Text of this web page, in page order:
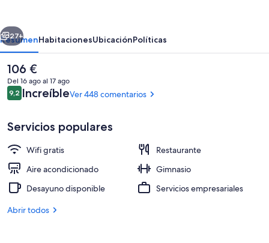
Namba
Recepción
Siguiente
27+
ResumenHabitacionesUbicaciónPolíticas
El
precio
actual
es
106 €
106 €
Del 16 ago al 17 ago
Comentarios
9,29,2 de 10
IncreíbleVer 448 comentarios
Servicios populares
Wifi gratis
Restaurante
Aire acondicionado
Gimnasio
Desayuno disponible
Servicios empresariales
Abrir todos